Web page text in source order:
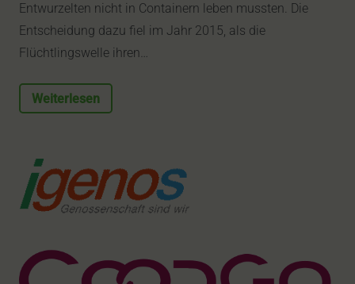
Entwurzelten nicht in Containern leben mussten. Die
Entscheidung dazu fiel im Jahr 2015, als die
Flüchtlingswelle ihren…
Weiterlesen